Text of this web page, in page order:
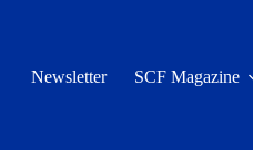
Newsletter SCF Magazine